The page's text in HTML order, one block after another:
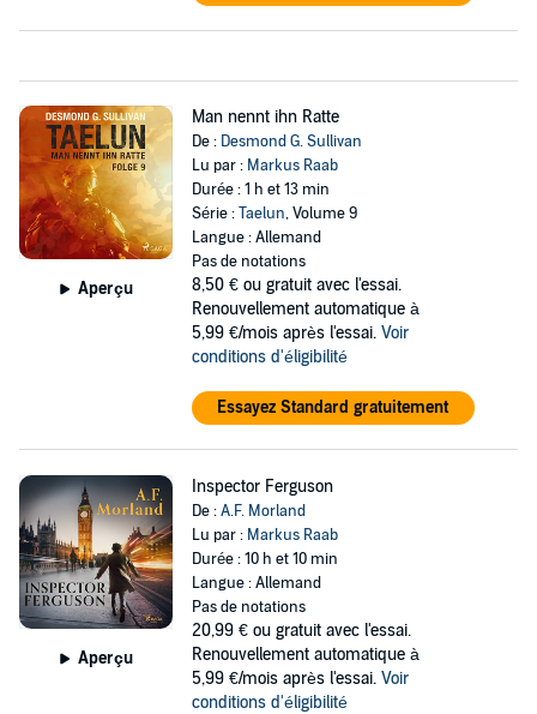
Aperçu
Man nennt ihn Ratte
De : Desmond G. Sullivan
Lu par : Markus Raab
Durée : 1 h et 13 min
Série :Taelun, Volume 9
Langue : Allemand
Pas de notations
8,50 € ou gratuit avec l'essai.
Renouvellement automatique à
5,99 €/mois après l'essai. Voir
conditions d'éligibilité
Essayez Standard gratuitement
Aperçu
Inspector Ferguson
De :A.F. Morland
Lu par : Markus Raab
Durée : 10 h et 10 min
Langue : Allemand
Pas de notations
20,99 € ou gratuit avec l'essai.
Renouvellement automatique à
5,99 €/mois après l'essai. Voir
conditions d'éligibilité